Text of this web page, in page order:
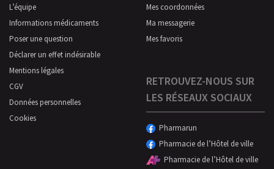
L’équipe
Informations médicaments
Poser une question
Déclarer un effet indésirable
Mentions légales
CGV
Données personnelles
Cookies
Mes coordonnées
Ma messagerie
Mes favoris
RETROUVEZ-NOUS SUR
LES RÉSEAUX SOCIAUX
Pharmarun
Pharmacie de l’Hôtel de ville
Pharmacie de l’Hôtel de ville